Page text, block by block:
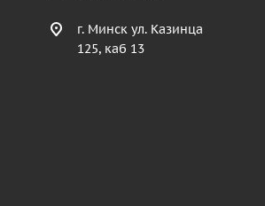
г. Минск ул. Казинца
125, каб 13